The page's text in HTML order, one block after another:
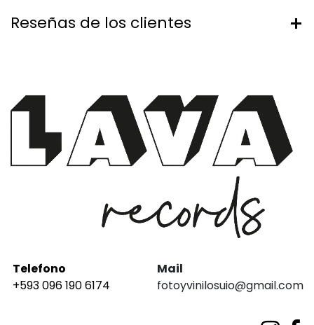
Reseñas de los clientes
Telefono
+593 096 190 6174
Mail
fotoyvinilosuio@gmail.com